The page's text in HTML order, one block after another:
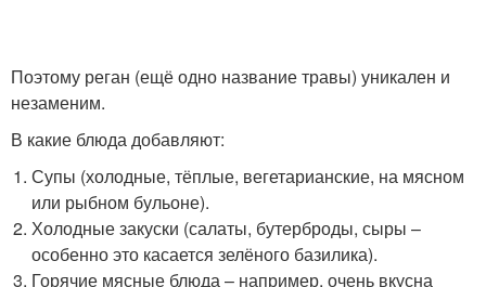
Поэтому реган (ещё одно название травы) уникален и
незаменим.
В какие блюда добавляют:
Супы (холодные, тёплые, вегетарианские, на мясном
или рыбном бульоне).
Холодные закуски (салаты, бутерброды, сыры –
особенно это касается зелёного базилика).
Горячие мясные блюда – например, очень вкусна